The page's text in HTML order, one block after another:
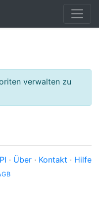
verwalten zu
· Über · Kontakt · Hilfe